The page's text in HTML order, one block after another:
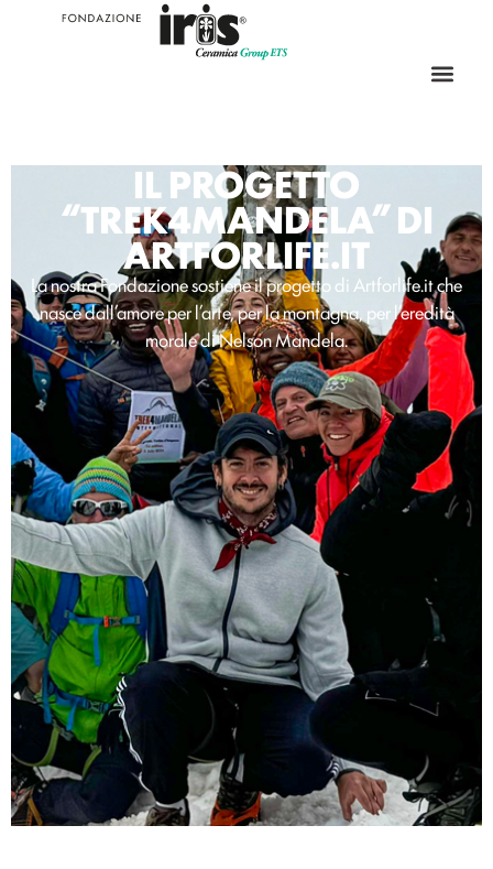
IL PROGETTO
“TREK4MANDELA” DI
ARTFORLIFE.IT
La nostra Fondazione sostiene il progetto di Artforlife.it che
nasce dall’amore per l’arte, per la montagna, per l’eredità
morale di Nelson Mandela.